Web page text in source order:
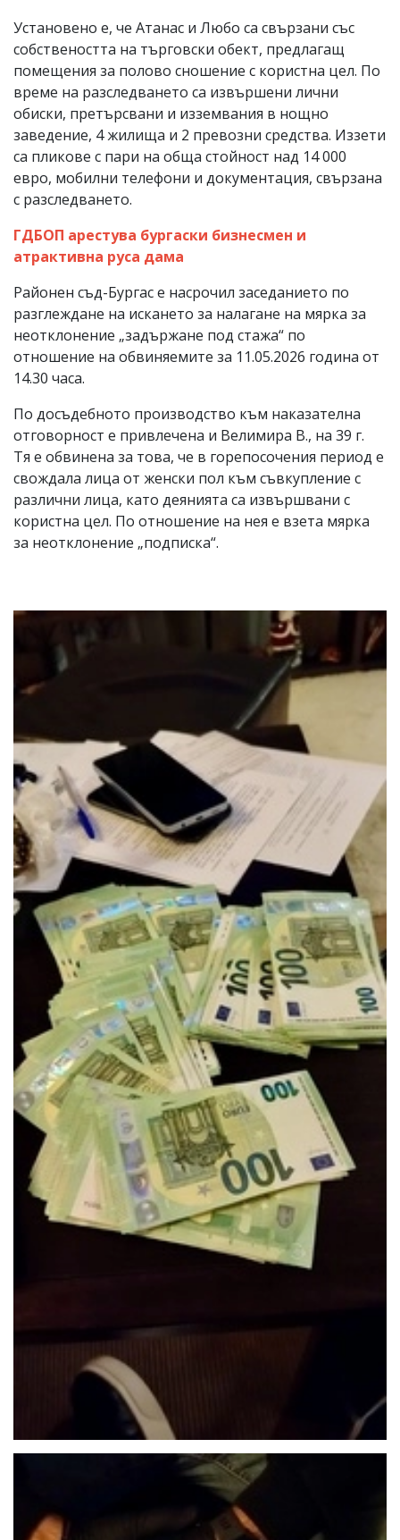
Установено е, че Атанас и Любо са свързани със
собствеността на търговски обект, предлагащ
помещения за полово сношение с користна цел. По
време на разследването са извършени лични
обиски, претърсвани и изземвания в нощно
заведение, 4 жилища и 2 превозни средства. Иззети
са пликове с пари на обща стойност над 14 000
евро, мобилни телефони и документация, свързана
с разследването.
ГДБОП арестува бургаски бизнесмен и
атрактивна руса дама
Районен съд-Бургас е насрочил заседанието по
разглеждане на искането за налагане на мярка за
неотклонение „задържане под стажа“ по
отношение на обвиняемите за 11.05.2026 година от
14.30 часа.
По досъдебното производство към наказателна
отговорност е привлечена и Велимира В., на 39 г.
Тя е обвинена за това, че в горепосочения период е
свождала лица от женски пол към съвкупление с
различни лица, като деянията са извършвани с
користна цел. По отношение на нея е взета мярка
за неотклонение „подписка“.